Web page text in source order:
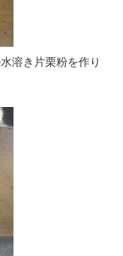
溶き片栗粉を作り